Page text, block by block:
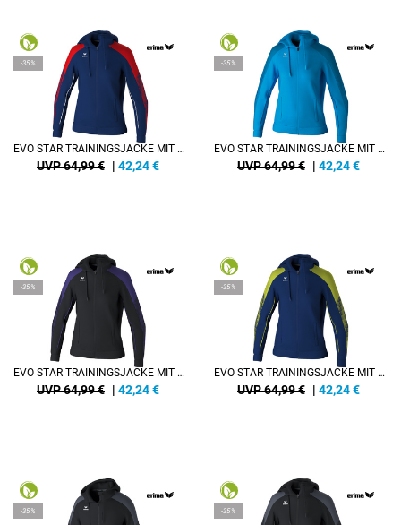
-35%
EVO STAR TRAININGSJACKE MIT KAPUZE DAMEN
UVP 64,99 € | 42,24€
-35%
EVO STAR TRAININGSJACKE MIT KAPUZE DAMEN
UVP 64,99 € | 42,24€
-35%
EVO STAR TRAININGSJACKE MIT KAPUZE DAMEN
UVP 64,99 € | 42,24€
-35%
EVO STAR TRAININGSJACKE MIT KAPUZE DAMEN
UVP 64,99 € | 42,24€
-35% -35%